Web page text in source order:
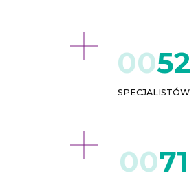
52
SPECJALISTÓW
71